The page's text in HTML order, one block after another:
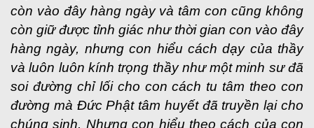
còn vào đây hàng ngày và tâm con cũng không
còn giữ được tỉnh giác như thời gian con vào đây
hàng ngày, nhưng con hiểu cách dạy của thầy
và luôn luôn kính trọng thầy như một minh sư đã
soi đường chỉ lối cho con cách tu tâm theo con
đường mà Đức Phật tâm huyết đã truyền lại cho
chúng sinh. Nhưng con hiểu theo cách của con